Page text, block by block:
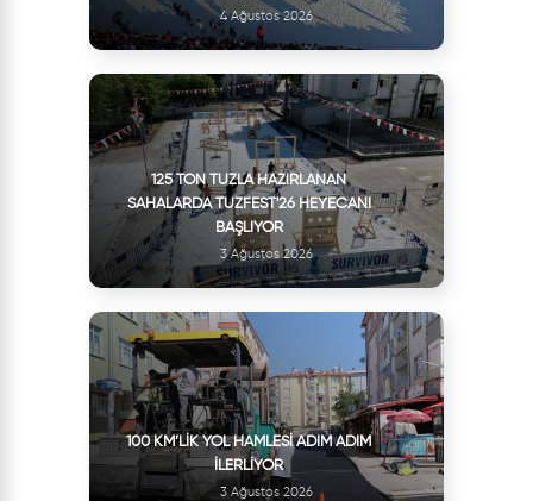
4 Ağustos 2026
125 TON TUZLA HAZIRLANAN
SAHALARDA TUZFEST'26 HEYECANI
BAŞLIYOR
3 Ağustos 2026
100 KM’LIK YOL HAMLESI ADIM ADIM
İLERLIYOR
3 Ağustos 2026